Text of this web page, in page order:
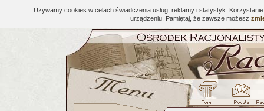
Używamy cookies w celach świadczenia usług, reklamy i statystyk.
urządzeniu. Pamiętaj, że zawsze możesz